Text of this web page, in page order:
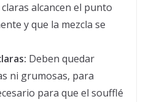
alcancen el punto
y que la mezcla se
Deben quedar
ni grumosas, para
para que el soufflé